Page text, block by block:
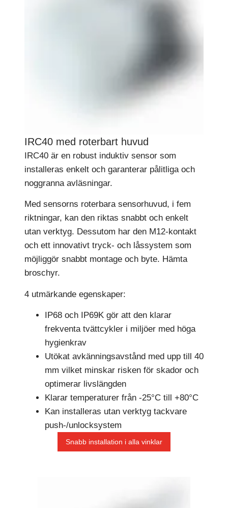
IRC40 med roterbart huvud
IRC40 är en robust induktiv sensor som
installeras enkelt och garanterar pålitliga och
noggranna avläsningar.
Med sensorns roterbara sensorhuvud, i fem
riktningar, kan den riktas snabbt och enkelt
utan verktyg. Dessutom har den M12-kontakt
och ett innovativt tryck- och låssystem som
möjliggör snabbt montage och byte. Hämta
broschyr.
4 utmärkande egenskaper:
IP68 och IP69K gör att den klarar
frekventa tvättcykler i miljöer med höga
hygienkrav
Utökat avkänningsavstånd med upp till 40
mm vilket minskar risken för skador och
optimerar livslängden
Klarar temperaturer från -25°C till +80°C
Kan installeras utan verktyg tackvare
push-/unlocksystem
Snabb installation i alla vinklar